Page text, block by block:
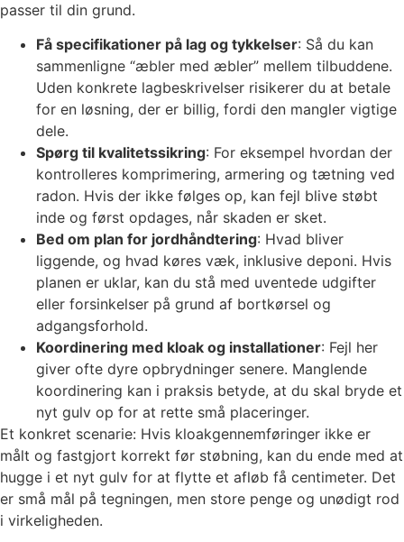
passer til din grund.
Få specifikationer på lag og tykkelser: Så du kan
sammenligne “æbler med æbler” mellem tilbuddene.
Uden konkrete lagbeskrivelser risikerer du at betale
for en løsning, der er billig, fordi den mangler vigtige
dele.
Spørg til kvalitetssikring: For eksempel hvordan der
kontrolleres komprimering, armering og tætning ved
radon. Hvis der ikke følges op, kan fejl blive støbt
inde og først opdages, når skaden er sket.
Bed om plan for jordhåndtering: Hvad bliver
liggende, og hvad køres væk, inklusive deponi. Hvis
planen er uklar, kan du stå med uventede udgifter
eller forsinkelser på grund af bortkørsel og
adgangsforhold.
Koordinering med kloak og installationer: Fejl her
giver ofte dyre opbrydninger senere. Manglende
koordinering kan i praksis betyde, at du skal bryde et
nyt gulv op for at rette små placeringer.
Et konkret scenarie: Hvis kloakgennemføringer ikke er
målt og fastgjort korrekt før støbning, kan du ende med at
hugge i et nyt gulv for at flytte et afløb få centimeter. Det
er små mål på tegningen, men store penge og unødigt rod
i virkeligheden.